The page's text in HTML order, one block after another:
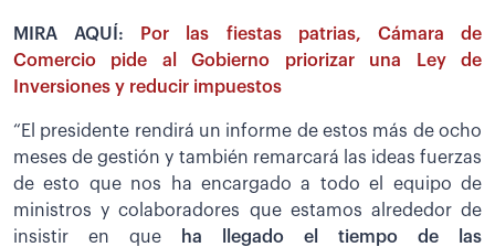
MIRA AQUÍ:
Por las fiestas patrias, Cámara de
Comercio pide al Gobierno priorizar una Ley de
Inversiones y reducir impuestos
“El presidente rendirá un informe de estos más de ocho
meses de gestión y también remarcará las ideas fuerzas
de esto que nos ha encargado a todo el equipo de
ministros y colaboradores que estamos alrededor de
insistir en que ha llegado el tiempo de las